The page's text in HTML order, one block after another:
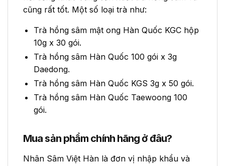
cũng rất tốt. Một số loại trà như:
Trà hồng sâm mật ong Hàn Quốc KGC hộp
10g x 30 gói.
Trà hồng sâm Hàn Quốc 100 gói x 3g
Daedong.
Trà hồng sâm Hàn Quốc KGS 3g x 50 gói.
Trà hồng sâm Hàn Quốc Taewoong 100
gói.
Mua sản phẩm chính hãng ở đâu?
Nhân Sâm Việt Hàn là đơn vị nhập khẩu và